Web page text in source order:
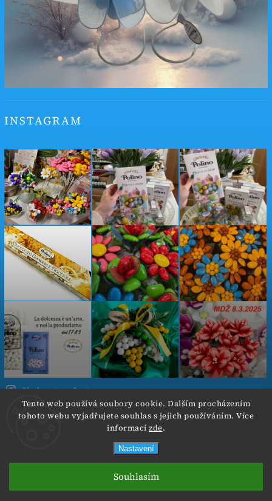
Tento web používá soubory cookie. Dalším procházením
tohoto webu vyjadřujete souhlas s jejich používáním. Více
informací zde.
Nastavení
Souhlasím
Od 3.8.- 6.8.2026 neposíláme objednávky z důvodu
nadměrného tepla. Děkuji za pochopení :-)
INSTAGRAM
Sledovat na Instagramu
Copyright 2026 Cokoladovekvetiny.cz. Všechna práva
Shoptet| Design